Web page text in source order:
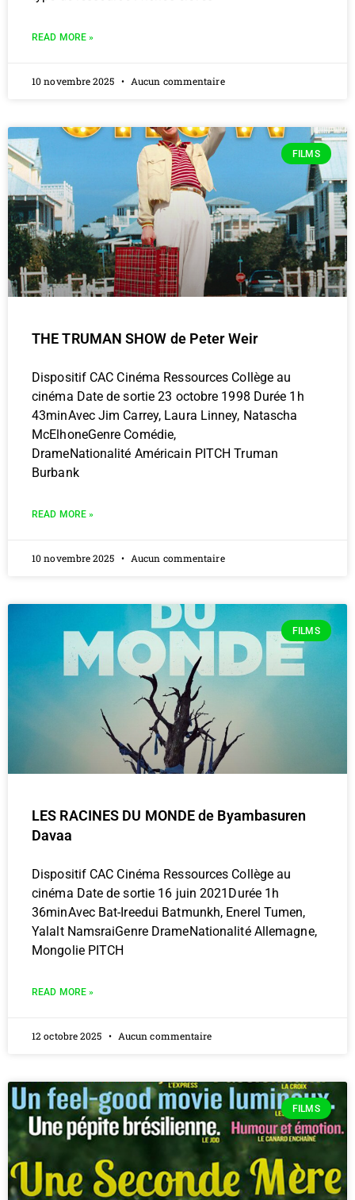
READ MORE »
10 novembre 2025 Aucun commentaire
FILMS
THE TRUMAN SHOW de Peter Weir
Dispositif CAC Cinéma Ressources Collège au
cinéma Date de sortie 23 octobre 1998 Durée 1h
43minAvec Jim Carrey, Laura Linney, Natascha
McElhoneGenre Comédie,
DrameNationalité Américain PITCH Truman
Burbank
READ MORE »
10 novembre 2025 Aucun commentaire
FILMS
LES RACINES DU MONDE de Byambasuren
Davaa
Dispositif CAC Cinéma Ressources Collège au
cinéma Date de sortie 16 juin 2021Durée 1h
36minAvec Bat-Ireedui Batmunkh, Enerel Tumen,
Yalalt NamsraiGenre DrameNationalité Allemagne,
Mongolie PITCH
READ MORE »
12 octobre 2025 Aucun commentaire
FILMS